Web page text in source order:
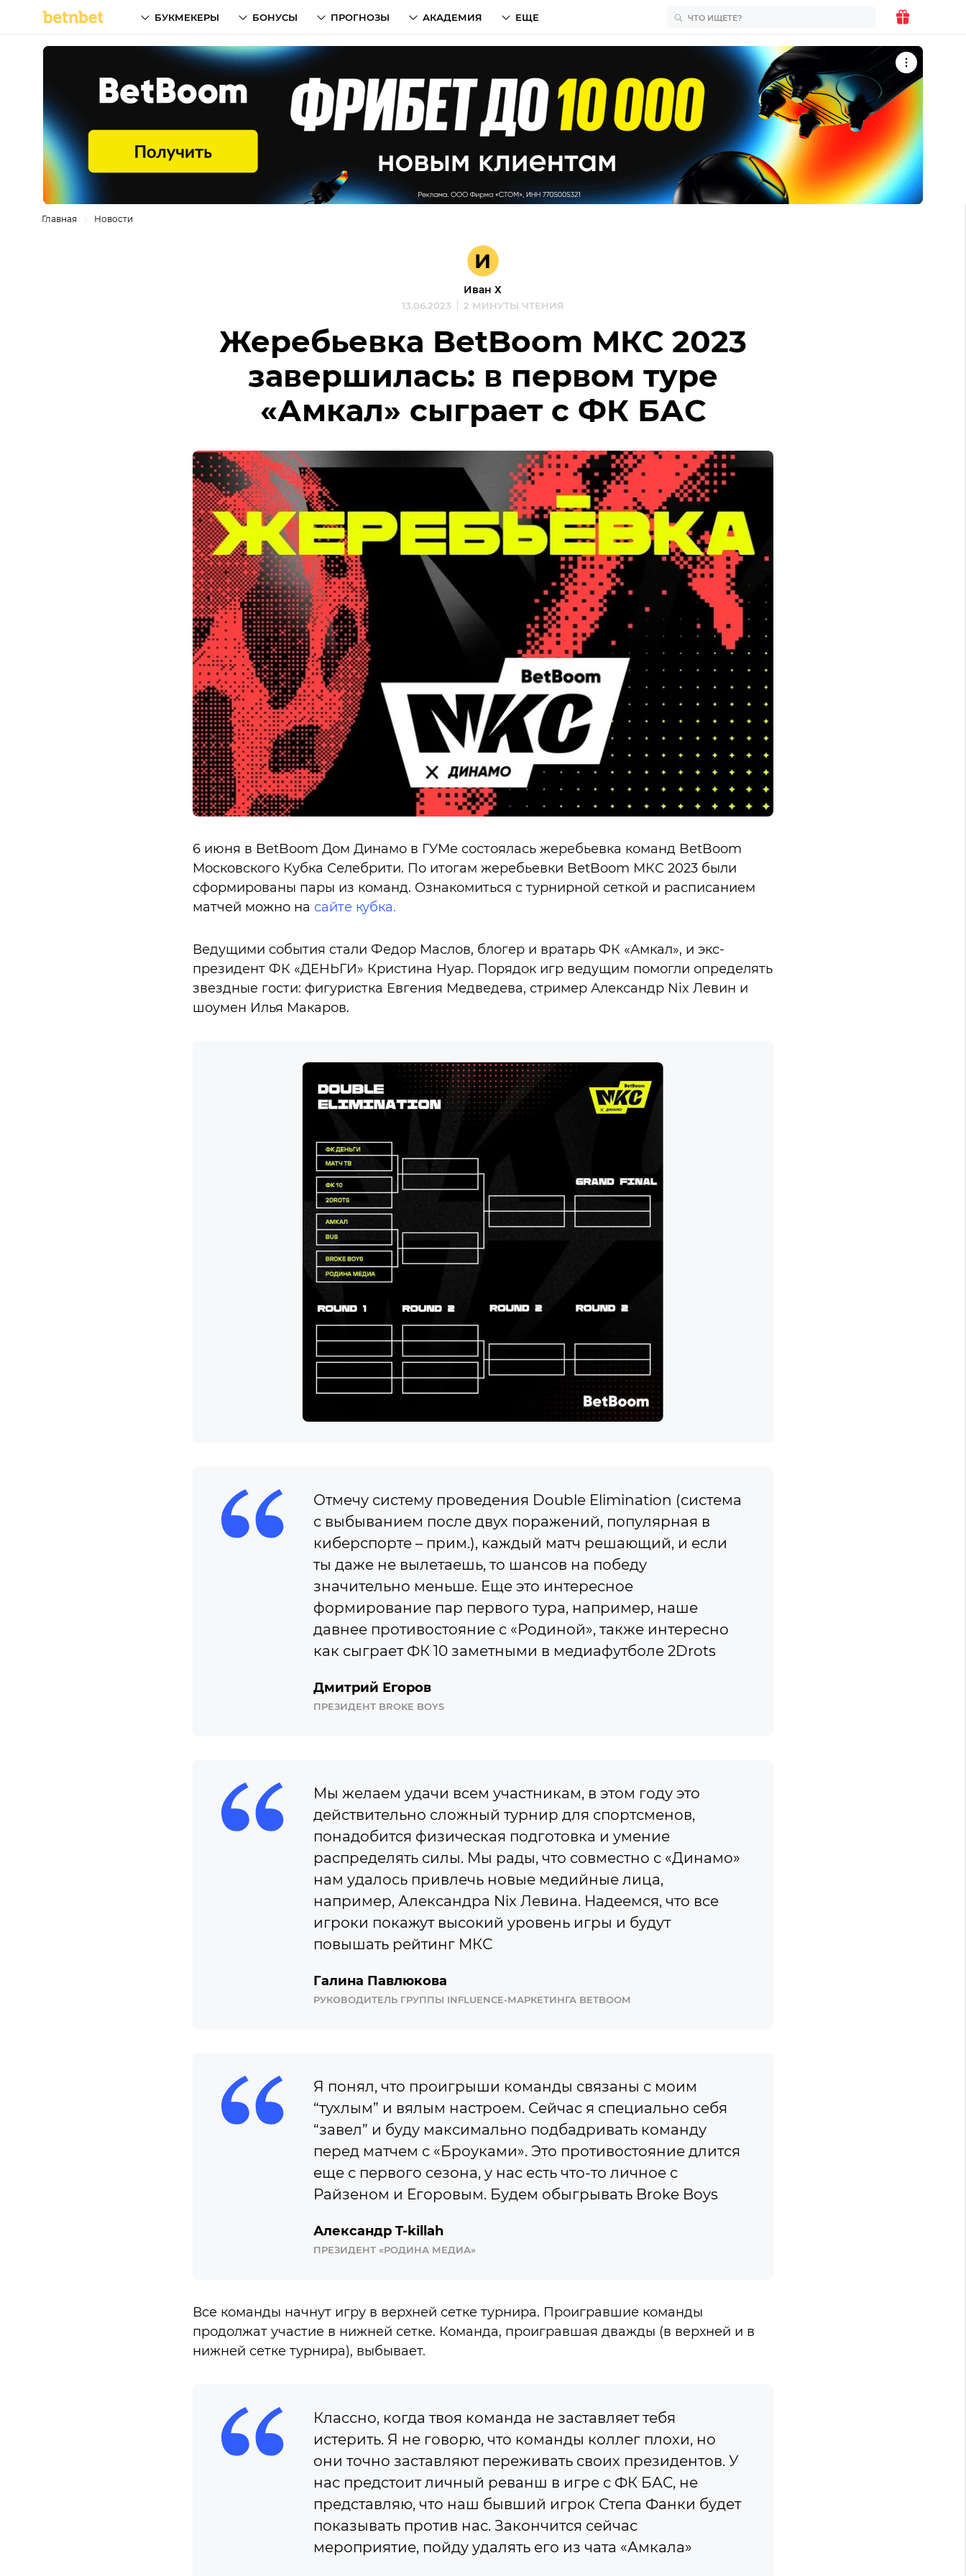
БУКМЕКЕРЫ БОНУСЫ ПРОГНОЗЫ АКАДЕМИЯ ЕЩЕ
Главная Новости
И
Иван Х
13.06.2023 2 МИНУТЫ ЧТЕНИЯ
Жеребьевка BetBoom МКС 2023
завершилась: в первом туре
«Амкал» сыграет с ФК БАС
6 июня в BetBoom Дом Динамо в ГУМе состоялась жеребьевка команд BetBoom
Московского Кубка Селебрити. По итогам жеребьевки BetBoom МКС 2023 были
сформированы пары из команд. Ознакомиться с турнирной сеткой и расписанием
матчей можно на сайте кубка.
Ведущими события стали Федор Маслов, блогер и вратарь ФК «Амкал», и экс-
президент ФК «ДЕНЬГИ» Кристина Нуар. Порядок игр ведущим помогли определять
звездные гости: фигуристка Евгения Медведева, стример Александр Nix Левин и
шоумен Илья Макаров.
Отмечу систему проведения Double Elimination (система
с выбыванием после двух поражений, популярная в
киберспорте – прим.), каждый матч решающий, и если
ты даже не вылетаешь, то шансов на победу
значительно меньше. Еще это интересное
формирование пар первого тура, например, наше
давнее противостояние с «Родиной», также интересно
как сыграет ФК 10 заметными в медиафутболе 2Drots
Дмитрий Егоров
ПРЕЗИДЕНТ BROKE BOYS
Мы желаем удачи всем участникам, в этом году это
действительно сложный турнир для спортсменов,
понадобится физическая подготовка и умение
распределять силы. Мы рады, что совместно с «Динамо»
нам удалось привлечь новые медийные лица,
например, Александра Nix Левина. Надеемся, что все
игроки покажут высокий уровень игры и будут
повышать рейтинг МКС
Галина Павлюкова
РУКОВОДИТЕЛЬ ГРУППЫ INFLUENCE-МАРКЕТИНГА BETBOOM
Я понял, что проигрыши команды связаны с моим
“тухлым” и вялым настроем. Сейчас я специально себя
“завел” и буду максимально подбадривать команду
перед матчем с «Броуками». Это противостояние длится
еще с первого сезона, у нас есть что-то личное с
Райзеном и Егоровым. Будем обыгрывать Broke Boys
Александр T-killah
ПРЕЗИДЕНТ «РОДИНА МЕДИА»
Все команды начнут игру в верхней сетке турнира. Проигравшие команды
продолжат участие в нижней сетке. Команда, проигравшая дважды (в верхней и в
нижней сетке турнира), выбывает.
Классно, когда твоя команда не заставляет тебя
истерить. Я не говорю, что команды коллег плохи, но
они точно заставляют переживать своих президентов. У
нас предстоит личный реванш в игре с ФК БАС, не
представляю, что наш бывший игрок Степа Фанки будет
показывать против нас. Закончится сейчас
мероприятие, пойду удалять его из чата «Амкала»